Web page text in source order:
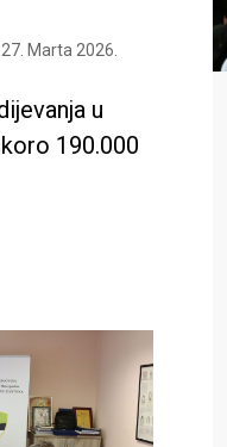
27. Marta 2026.
u
190.000